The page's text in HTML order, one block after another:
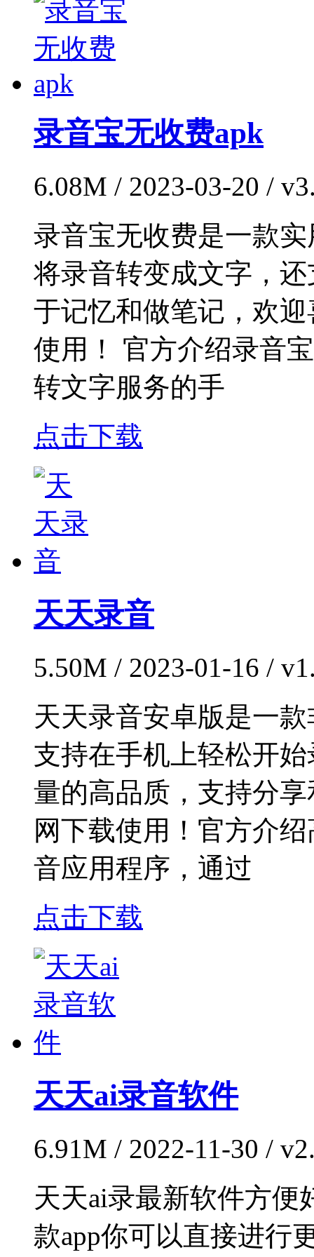
录音宝无收费apk
6.08M / 2023-03-20 /
录音宝无收费是一款
将录音转变成文字，
于记忆和做笔记，欢
使用！ 官方介绍录音
转文字服务的手
点击下载
天天录音
5.50M / 2023-01-16 /
天天录音安卓版是一
支持在手机上轻松开
量的高品质，支持分
网下载使用！官方介
音应用程序，通过
点击下载
天天ai录音软件
6.91M / 2022-11-30 /
天天ai录最新软件方便
款app你可以直接进行